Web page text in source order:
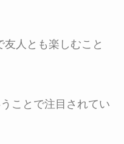
友人とも楽しむこと
ことで注目されてい